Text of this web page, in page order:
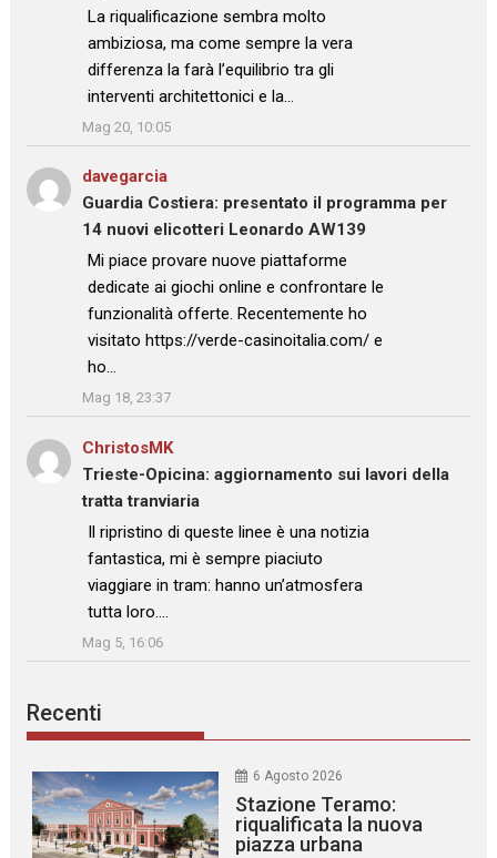
: “La riqualificazione sembra molto
ambiziosa, ma come sempre la vera
differenza la farà l’equilibrio tra gli
interventi architettonici e la…
”
Mag 20, 10:05
davegarcia
Guardia Costiera: presentato il programma per
14 nuovi elicotteri Leonardo AW139
: “
Mi piace provare nuove piattaforme
dedicate ai giochi online e confrontare le
funzionalità offerte. Recentemente ho
visitato https://verde-casinoitalia.com/ e
ho…
”
Mag 18, 23:37
ChristosMKsu
Trieste-Opicina: aggiornamento sui lavori della
tratta tranviaria
: “
Il ripristino di queste linee è una notizia
fantastica, mi è sempre piaciuto
viaggiare in tram: hanno un’atmosfera
tutta loro.…
”
Mag 5, 16:06
Recenti
6 Agosto 2026
Stazione Teramo:
riqualificata la nuova
piazza urbana